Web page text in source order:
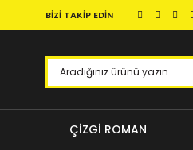
BİZİ TAKİP EDİN
ÇİZGİ ROMAN